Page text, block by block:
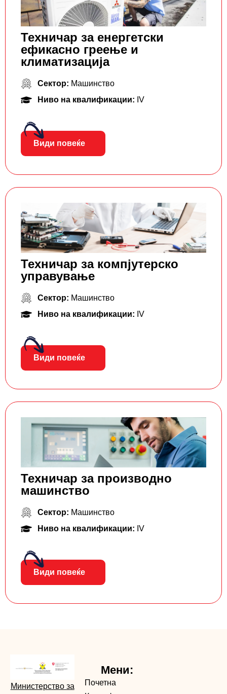
Техничар за енергетски
ефикасно греење и
климатизација
Сектор: Машинство
Ниво на квалификации: IV
Види повеќе
Техничар за компјутерско
управување
Сектор: Машинство
Ниво на квалификации: IV
Види повеќе
Техничар за производно
машинство
Сектор: Машинство
Ниво на квалификации: IV
Види повеќе
Министерство за
Мени:
Почетна